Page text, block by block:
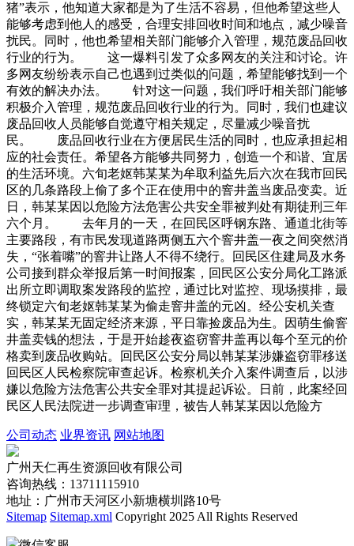
猪”表示，他知道大家都是为了生活不容易，但他希望这些人
能够考虑到他人的感受，合理安排回收时间和地点，减少噪音
扰民。同时，他也希望相关部门能够介入管理，规范废品回收
行业的行为。 这一爆料引发了众多网友的关注和讨论。许
多网友纷纷表示自己也遇到过类似的问题，希望能够找到一个
有效的解决办法。 针对这一问题，我们呼吁相关部门能够
积极介入管理，规范废品回收行业的行为。同时，我们也建议
废品回收人员能够自觉遵守相关规定，尽量减少噪音扰
民。 废品回收行业在方便居民生活的同时，也应承担起相
应的社会责任。希望各方能够共同努力，创造一个和谐、宜居
的生活环境。六旬老妪韩某某为牟取利益先后六次在我市回民
区的几条路段上偷了多个正在使用中的窨井盖当废品变卖。近
日，韩某某因以危险方法危害公共安全罪被判处有期徒刑三年
六个月。 去年月的一天，在回民区呼钢东路、通道北街等
主要路段，有市民发现道路两侧五六个窨井盖一夜之间突然消
失，“张着嘴”的窨井让路人不得不绕行。回民区住建局及水务
公司接到群众举报后第一时间报案，回民区公安分局化工路派
出所立即调取案发路段的监控，通过比对监控、现场摸排，最
终锁定六旬老妪韩某某为偷走窨井盖的元凶。经公安机关查
实，韩某某无固定经济来源，平日靠捡废品为生。因萌生偷窨
井盖卖钱的想法，于是开始趁夜盗窃窨井盖再以每个至元的价
格卖到废品收购站。回民区公安分局以韩某某涉嫌盗窃罪移送
回民区人民检察院审查起诉。检察机关介入案件调查后，以涉
嫌以危险方法危害公共安全罪对其提起诉讼。日前，此案经回
民区人民法院进一步调查审理，被告人韩某某因以危险方
公司动态 业界资讯 网站地图
广州天仁再生资源回收有限公司
咨询热线：13711115910
地址：广州市天河区小新塘横圳路10号
Sitemap Sitemap.xml Copyright 2025 All Rights Reserved